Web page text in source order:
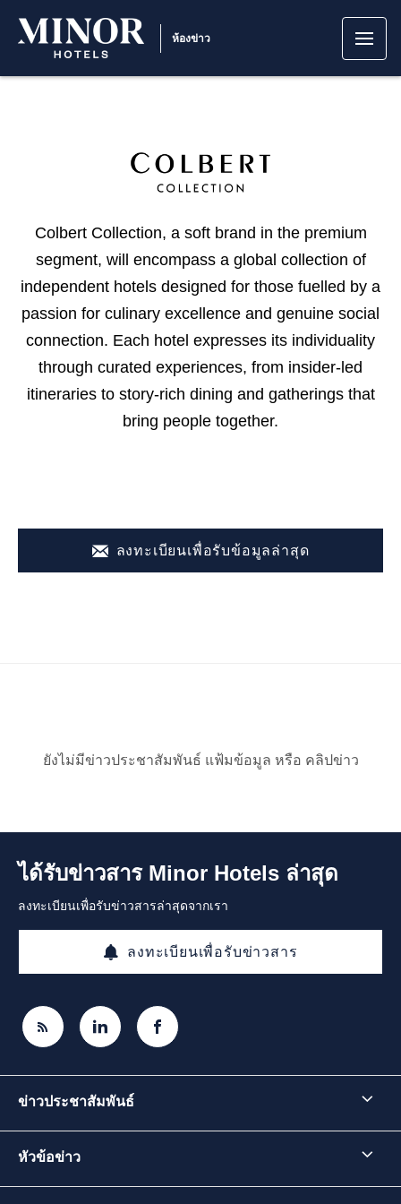
ห้องข่าว
Colbert Collection, a soft brand in the premium
segment, will encompass a global collection of
independent hotels designed for those fuelled by a
passion for culinary excellence and genuine social
connection. Each hotel expresses its individuality
through curated experiences, from insider-led
itineraries to story-rich dining and gatherings that
bring people together.
ลงทะเบียนเพื่อรับข้อมูลล่าสุด
ยังไม่มีข่าวประชาสัมพันธ์ แฟ้มข้อมูล หรือ คลิปข่าว
ได้รับข่าวสาร Minor Hotels ล่าสุด
ลงทะเบียนเพื่อรับข่าวสารล่าสุดจากเรา
ลงทะเบียนเพื่อรับข่าวสาร
ข่าวประชาสัมพันธ์
หัวข้อข่าว